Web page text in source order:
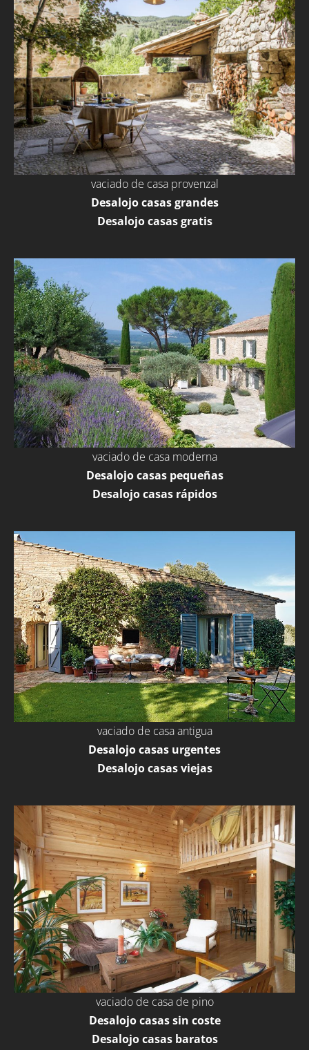
vaciado de casa provenzal
Desalojo casas grandes
Desalojo casas gratis
vaciado de casa moderna
Desalojo casas pequeñas
Desalojo casas rápidos
vaciado de casa antigua
Desalojo casas urgentes
Desalojo casas viejas
vaciado de casa de pino
Desalojo casas sin coste
Desalojo casas baratos